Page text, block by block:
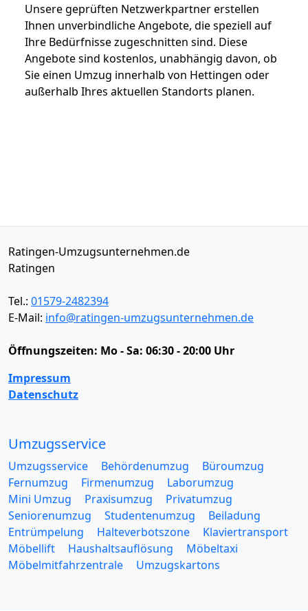
Unsere geprüften Netzwerkpartner erstellen
Ihnen unverbindliche Angebote, die speziell auf
Ihre Bedürfnisse zugeschnitten sind. Diese
Angebote sind kostenlos, unabhängig davon, ob
Sie einen Umzug innerhalb von Hettingen oder
außerhalb Ihres aktuellen Standorts planen.
Ratingen-Umzugsunternehmen.de
Ratingen
Tel.: 01579-2482394
E-Mail: info@ratingen-umzugsunternehmen.de
Öffnungszeiten: Mo - Sa: 06:30 - 20:00 Uhr
Impressum
Datenschutz
Umzugsservice
Umzugsservice Behördenumzug
Büroumzug
Fernumzug
Firmenumzug
Laborumzug
Mini Umzug
Praxisumzug
Privatumzug
Seniorenumzug
Studentenumzug
Beiladung
Entrümpelung
Halteverbotszone
Klaviertransport
Möbellift
Haushaltsauflösung
Möbeltaxi
Möbelmitfahrzentrale
Umzugskartons